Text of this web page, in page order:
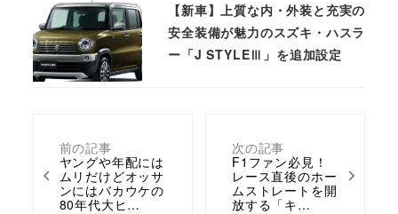
前の記事
ヤングや年配には
ムリだけどオッサ
ンにはバカウケの
80年代大ヒ…
次の記事
F1ファン必見！
レース直後のホー
ムストレートを開
放する「キ…
【新車】上質な内・外装と充実の
安全装備が魅力のスズキ・ハスラ
ー「J STYLEⅢ」を追加設定